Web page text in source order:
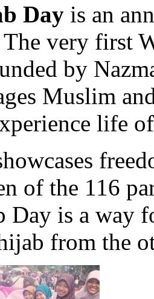
Day is an
very first
by
Muslim
life
of the 116
Day is a way
from the